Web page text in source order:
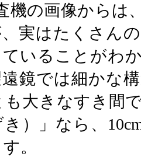
機の画像からは
実はたくさん
いることがわ
鏡では細かな
も大きなすき間
）」なら、
。